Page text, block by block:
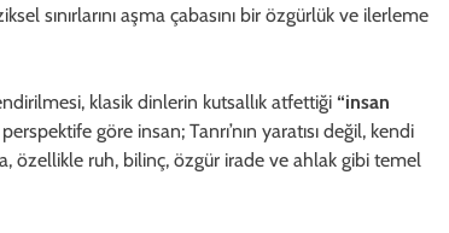
sınırlarını aşma çabasını bir özgürlük ve ilerleme
klasik dinlerin kutsallık atfettiği “insan
göre insan; Tanrı’nın yaratısı değil, kendi
özellikle ruh, bilinç, özgür irade ve ahlak gibi temel